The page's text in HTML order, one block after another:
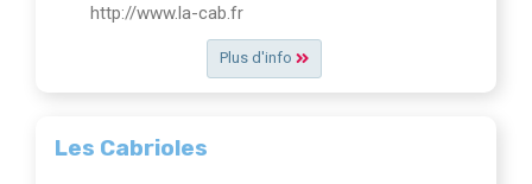
Plus d'info
http://www.la-cab.fr
Les Cabrioles